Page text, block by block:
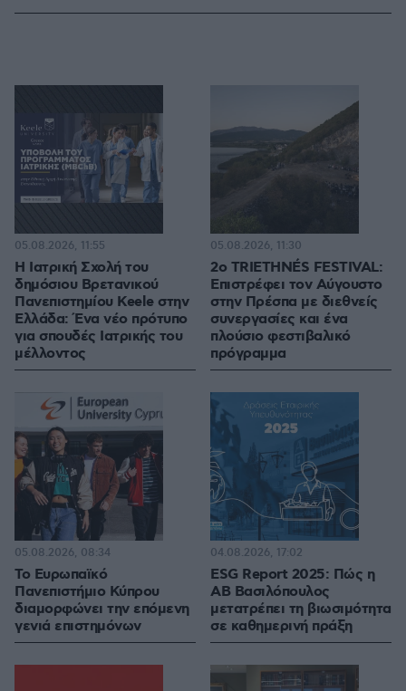
Η Ιατρική Σχολή του
δημόσιου Βρετανικού
Πανεπιστημίου Keele στην
Ελλάδα: Ένα νέο πρότυπο
για σπουδές Ιατρικής του
μέλλοντος
05.08.2026, 11:55
2ο TRIETHNÉS FESTIVAL:
Επιστρέφει τον Αύγουστο
στην Πρέσπα με διεθνείς
συνεργασίες και ένα
πλούσιο φεστιβαλικό
πρόγραμμα
05.08.2026, 11:30
Το Ευρωπαϊκό
Πανεπιστήμιο Κύπρου
διαμορφώνει την επόμενη
γενιά επιστημόνων
05.08.2026, 08:34
ESG Report 2025: Πώς η
ΑΒ Βασιλόπουλος
μετατρέπει τη βιωσιμότητα
σε καθημερινή πράξη
04.08.2026, 17:02